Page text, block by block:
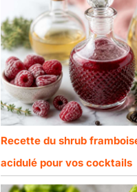
Recette du shrub
acidulé pour vos cocktails